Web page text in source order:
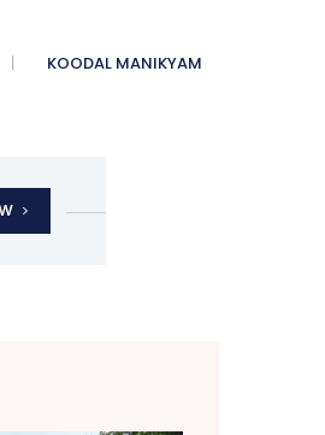
KOODAL MANIKYAM